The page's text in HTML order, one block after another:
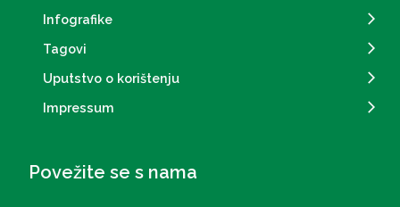
Infografike
Tagovi
Uputstvo o korištenju
Impressum
Povežite se s nama